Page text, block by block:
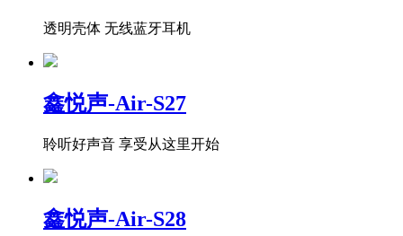
透明壳体 无线蓝牙耳机
鑫悦声-Air-S27
聆听好声音 享受从这里开始
鑫悦声-Air-S28